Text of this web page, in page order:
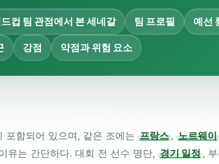
컵 팀 관점에서 본 세네갈 팀 프로필 예선
강점 약점과 위험 요소
포함되어 있으며, 같은 조에는 프랑스, 노르웨이
유는 간단하다. 대회 전 선수 명단, 경기 일정,